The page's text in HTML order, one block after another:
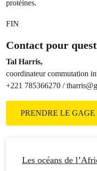
protéines.
FIN
Contact pour
Tal Harris,
coordinateur commutation
+221 785366270 /
PRENDRE LE GAGE
Les océans de